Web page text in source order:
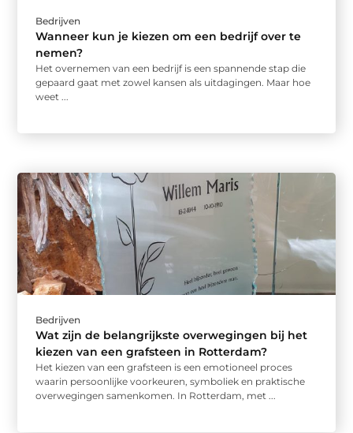
Bedrijven
Wanneer kun je kiezen om een bedrijf over te
nemen?
Het overnemen van een bedrijf is een spannende stap die
gepaard gaat met zowel kansen als uitdagingen. Maar hoe
weet ...
Bedrijven
Wat zijn de belangrijkste overwegingen bij het
kiezen van een grafsteen in Rotterdam?
Het kiezen van een grafsteen is een emotioneel proces
waarin persoonlijke voorkeuren, symboliek en praktische
overwegingen samenkomen. In Rotterdam, met ...